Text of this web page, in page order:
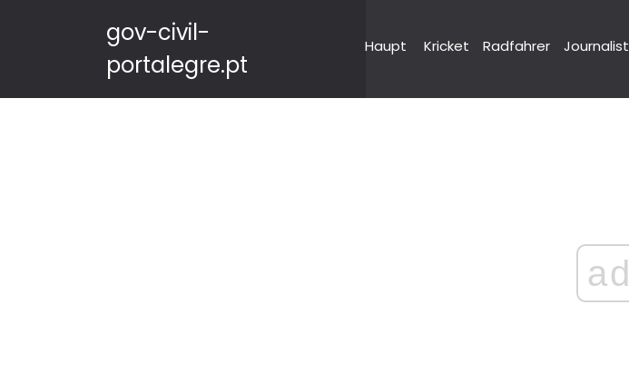
gov-civil-
portalegre.pt
Haupt Kricket Radfahrer Journalist
ad